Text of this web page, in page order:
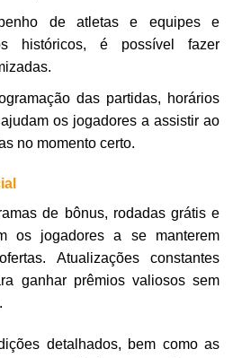
de atletas e equipes e
históricos, é possível fazer
das partidas, horários
os jogadores a assistir ao
no momento certo.
de bônus, rodadas grátis e
os jogadores a se manterem
Atualizações constantes
ganhar prêmios valiosos sem
detalhados, bem como as